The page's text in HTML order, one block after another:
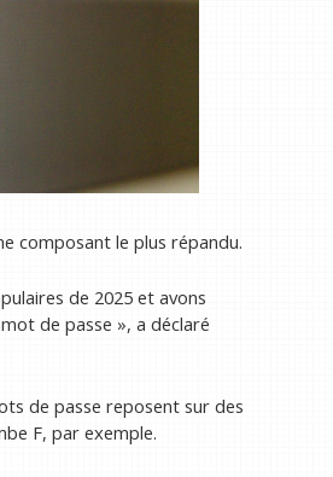
composant le plus répandu.
de 2025 et avons
de passe », a déclaré
de passe reposent sur des
F, par exemple.